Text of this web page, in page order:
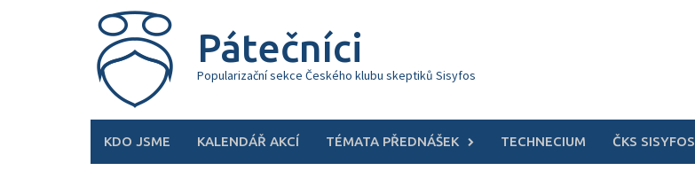
Pátečníci
Popularizační sekce Českého klubu skeptiků Sisyfos
KDO JSME KALENDÁŘ AKCÍ TÉMATA PŘEDNÁŠEK TECHNECIUM ČKS SISYFOS